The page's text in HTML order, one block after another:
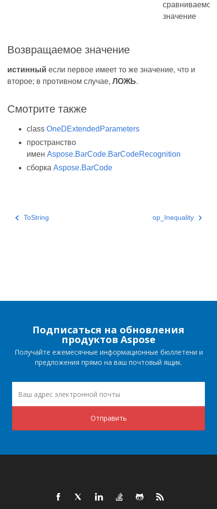
сравниваемое
значение
Возвращаемое значение
истинный если первое имеет то же значение, что и
второе; в противном случае, ЛОЖЬ.
Смотрите также
class OneDExtendedParameters
пространство
имен Aspose.BarCode.BarCodeRecognition
сборка Aspose.BarCode
ToString op_Inequality
Подписаться на обновления
продуктов Aspose
Получайте ежемесячные информационные бюллетени и
предложения прямо на ваш почтовый ящик.
Отправить